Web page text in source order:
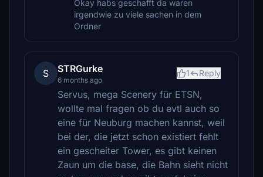
Okay habs geschafft da waren
irgendwie zu viele sachen in dem
Ordner
S STRGurke
6 months ago
1 Reply
Servus, mega Scenery für ETSN,
wollte mal fragen ob du evtl auch so
eine für Neuburg machen kannst, weil
bei der, die jetzt schon existiert fehlt
ein gescheiter Tower, es gibt keinen
Zaun um die base, die Bahn sieht nicht